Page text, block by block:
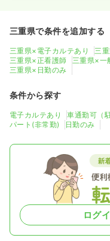
三重県で条件を追加する
三重県×電子カルテあり 三
三重県×正看護師
三重県×一
三重県×日勤のみ
条件から探す
電子カルテあり 車通勤可（
パート(非常勤)
日勤のみ
ログ